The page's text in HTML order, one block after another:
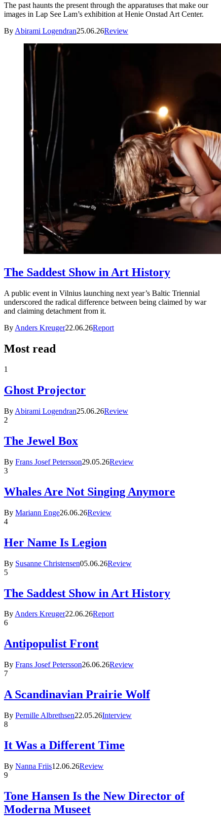
The past haunts the present through the apparatuses that make our
images in Lap See Lam’s exhibition at Henie Onstad Art Center.
By Abirami Logendran25.06.26Review
The Saddest Show in Art History
A public event in Vilnius launching next year’s Baltic Triennial
underscored the radical difference between being claimed by war
and claiming detachment from it.
By Anders Kreuger22.06.26Report
Most read
1
Ghost Projector
By Abirami Logendran25.06.26Review
2
The Jewel Box
By Frans Josef Petersson29.05.26Review
3
Whales Are Not Singing Anymore
By Mariann Enge26.06.26Review
4
Her Name Is Legion
By Susanne Christensen05.06.26Review
5
The Saddest Show in Art History
ByAnders Kreuger22.06.26Report
6
Antipopulist Front
By Frans Josef Petersson26.06.26Review
7
A Scandinavian Prairie Wolf
By Pernille Albrethsen22.05.26Interview
8
It Was a Different Time
By Nanna Friis12.06.26Review
9
Tone Hansen Is the New Director of
Moderna Museet